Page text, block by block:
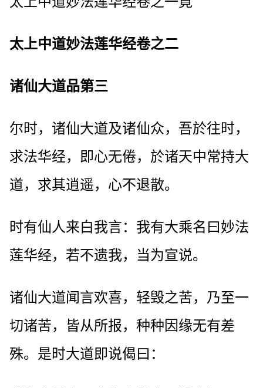
太上中道妙法莲华经卷之二
诸仙大道品第三
尔时，诸仙大道及诸仙众，吾於往时，
求法华经，即心无倦，於诸天中常持大
道，求其逍遥，心不退散。
时有仙人来白我言：我有大乘名曰妙法
莲华经，若不遗我，当为宣说。
诸仙大道闻言欢喜，轻毁之苦，乃至一
切诸苦，皆从所报，种种因缘无有差
殊。是时大道即说偈曰：